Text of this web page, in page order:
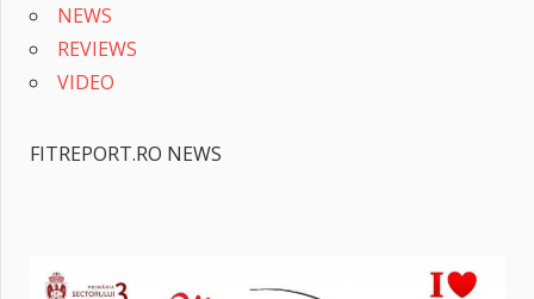
NEWS
REVIEWS
VIDEO
FITREPORT.RO NEWS